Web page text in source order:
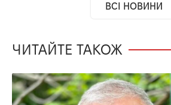
ВСІ НОВИНИ
ЧИТАЙТЕ ТАКОЖ